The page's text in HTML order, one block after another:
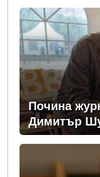
Почина
Димитър